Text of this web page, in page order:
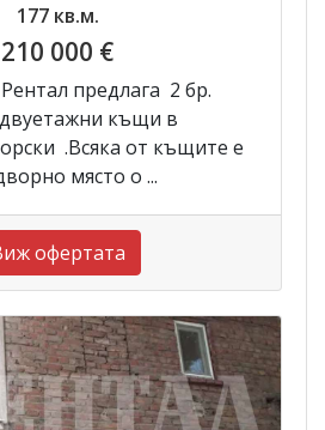
177 кв.м.
210 000 €
предлага 2 бр.
къщи в
.Всяка от къщите е
място о ...
офертата